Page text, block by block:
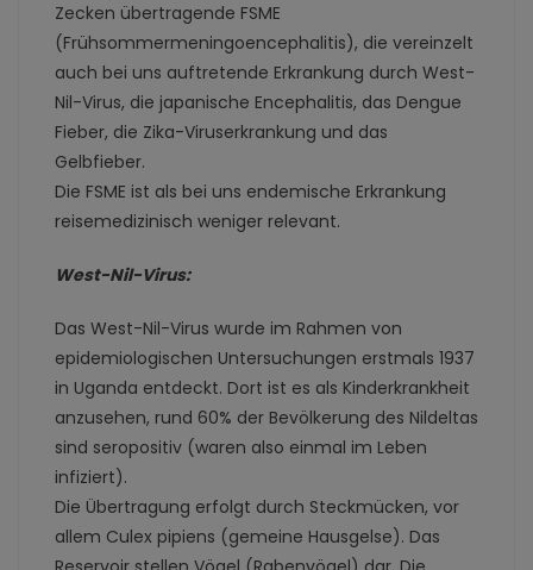
Zecken übertragende FSME
(Frühsommermeningoencephalitis), die vereinzelt
auch bei uns auftretende Erkrankung durch West-
Nil-Virus, die japanische Encephalitis, das Dengue
Fieber, die Zika-Viruserkrankung und das
Gelbfieber.
Die FSME ist als bei uns endemische Erkrankung
reisemedizinisch weniger relevant.
West-Nil-Virus:
Das West-Nil-Virus wurde im Rahmen von
epidemiologischen Untersuchungen erstmals 1937
in Uganda entdeckt. Dort ist es als Kinderkrankheit
anzusehen, rund 60% der Bevölkerung des Nildeltas
sind seropositiv (waren also einmal im Leben
infiziert).
Die Übertragung erfolgt durch Steckmücken, vor
allem Culex pipiens (gemeine Hausgelse). Das